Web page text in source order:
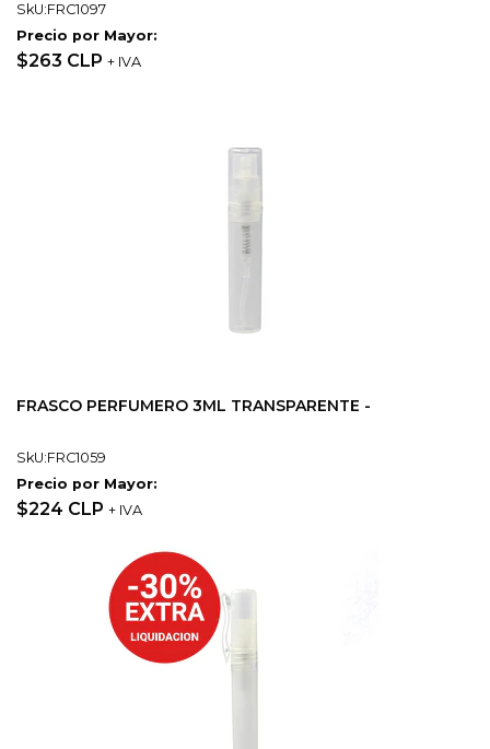
SkU:FRC1097
Precio por Mayor:
$263 CLP + IVA
FRASCO PERFUMERO 3ML TRANSPARENTE -
SkU:FRC1059
Precio por Mayor:
$224 CLP + IVA